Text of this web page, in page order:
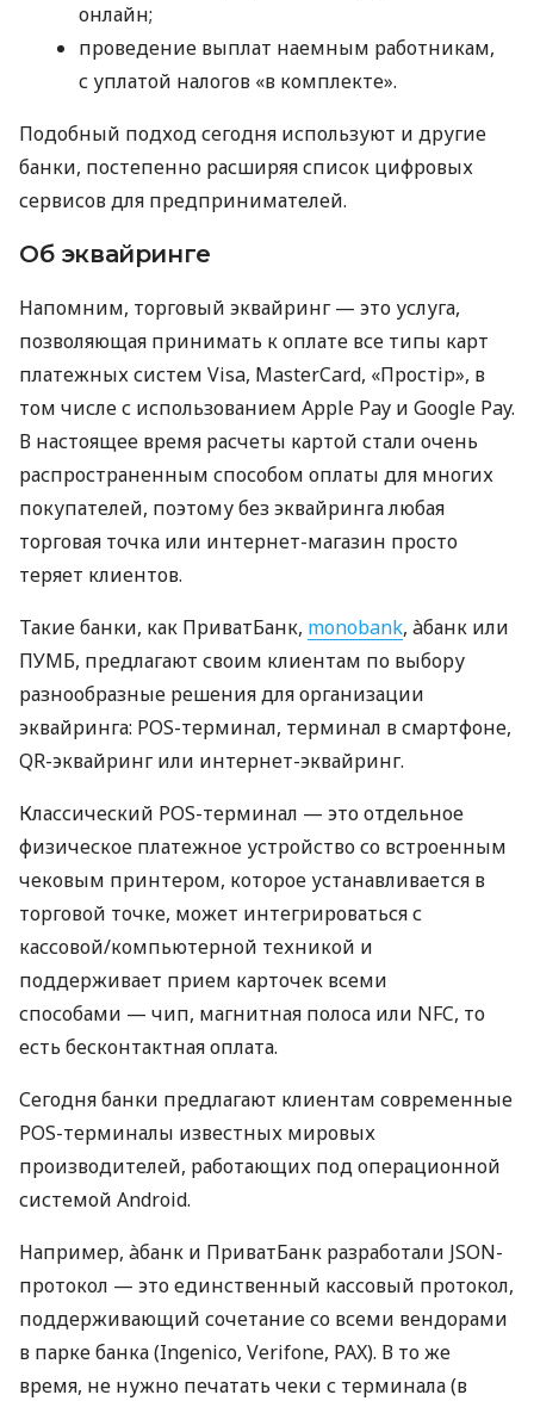
онлайн;
проведение выплат наемным работникам,
с уплатой налогов «в комплекте».
Подобный подход сегодня используют и другие
банки, постепенно расширяя список цифровых
сервисов для предпринимателей.
Об эквайринге
Напомним, торговый эквайринг — это услуга,
позволяющая принимать к оплате все типы карт
платежных систем Visa, MasterCard, «Простір», в
том числе с использованием Apple Pay и Google Pay.
В настоящее время расчеты картой стали очень
распространенным способом оплаты для многих
покупателей, поэтому без эквайринга любая
торговая точка или интернет-магазин просто
теряет клиентов.
Такие банки, как ПриватБанк, monobank, àбанк или
ПУМБ, предлагают своим клиентам по выбору
разнообразные решения для организации
эквайринга: POS-терминал, терминал в смартфоне,
QR-эквайринг или интернет-эквайринг.
Классический POS-терминал — это отдельное
физическое платежное устройство со встроенным
чековым принтером, которое устанавливается в
торговой точке, может интегрироваться с
кассовой/компьютерной техникой и
поддерживает прием карточек всеми
способами — чип, магнитная полоса или NFC, то
есть бесконтактная оплата.
Сегодня банки предлагают клиентам современные
POS-терминалы известных мировых
производителей, работающих под операционной
системой Android.
Например, àбанк и ПриватБанк разработали JSON-
протокол — это единственный кассовый протокол,
поддерживающий сочетание со всеми вендорами
в парке банка (Ingenico, Verifone, PAX). В то же
время, не нужно печатать чеки с терминала (в